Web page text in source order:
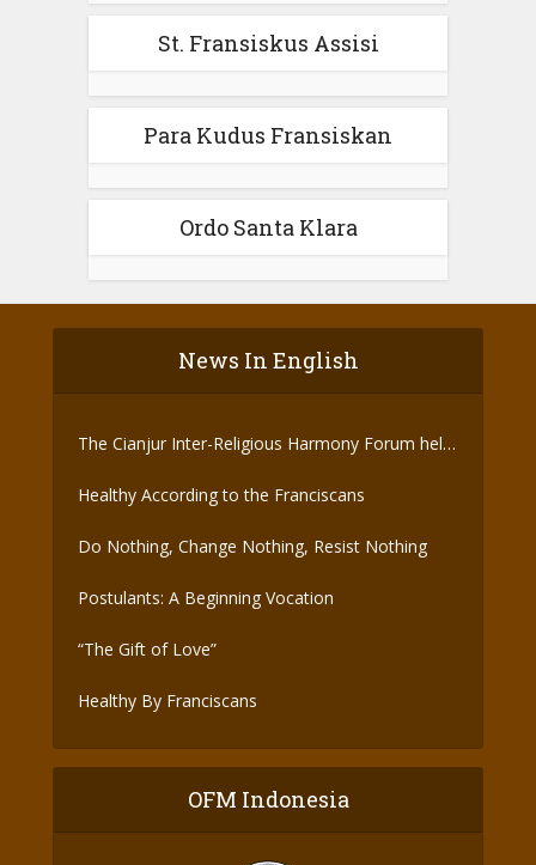
St. Fransiskus Assisi
Para Kudus Fransiskan
Ordo Santa Klara
News In English
The Cianjur Inter-Religious Harmony Forum held
Healthy According to the Franciscans
Do Nothing, Change Nothing, Resist Nothing
Postulants: A Beginning Vocation
“The Gift of Love”
Healthy By Franciscans
OFM Indonesia